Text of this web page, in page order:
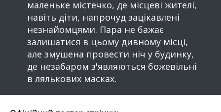
маленьке містечко, де місцеві жителі,
навіть діти, напрочуд зацікавлені
незнайомцями. Пара не бажає
залишатися в цьому дивному місці,
але змушена провести ніч у будинку,
де незабаром з'являються божевільні
в лялькових масках.